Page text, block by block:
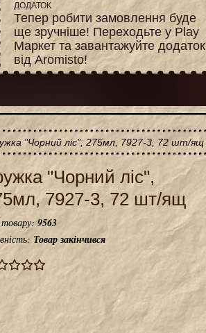
ДОДАТОК
Тепер робити замовлення буде
ще зручніше! Переходьте у Play
Маркет та завантажуйте додаток
від Aromisto!
"Чорний ліс", 275мл, 7927-3, 72 шт/ящ
"Чорний ліс",
7927-3, 72 шт/ящ
9563
Товар закінчився